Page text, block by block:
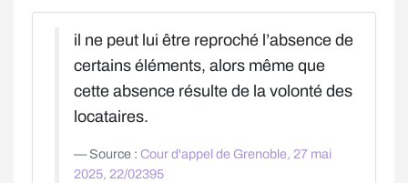
il ne peut lui être reproché l’absence de
certains éléments, alors même que
cette absence résulte de la volonté des
locataires.
Source : Cour d'appel de Grenoble, 27 mai
2025, 22/02395